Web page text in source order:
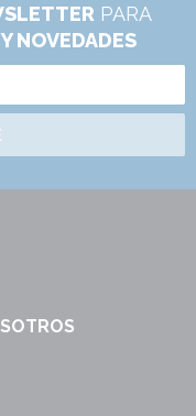
PARA
NOVEDADES